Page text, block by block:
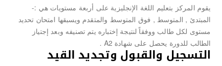
يقوم المركز بتعليم اللغة الإنجليزية على أربعة مستويات هي :-
المبتدئ , المتوسط , فوق المتوسط والمتقدم ويسبقها امتحان تحديد
مستوى لكل طالب ووفقاً لنتيجة إختباره يتم تصنيفه وبعد إجتياز
الطالب للدورة يحصل على شهادة A2 .
التسجيل والقبول وتجديد القيد